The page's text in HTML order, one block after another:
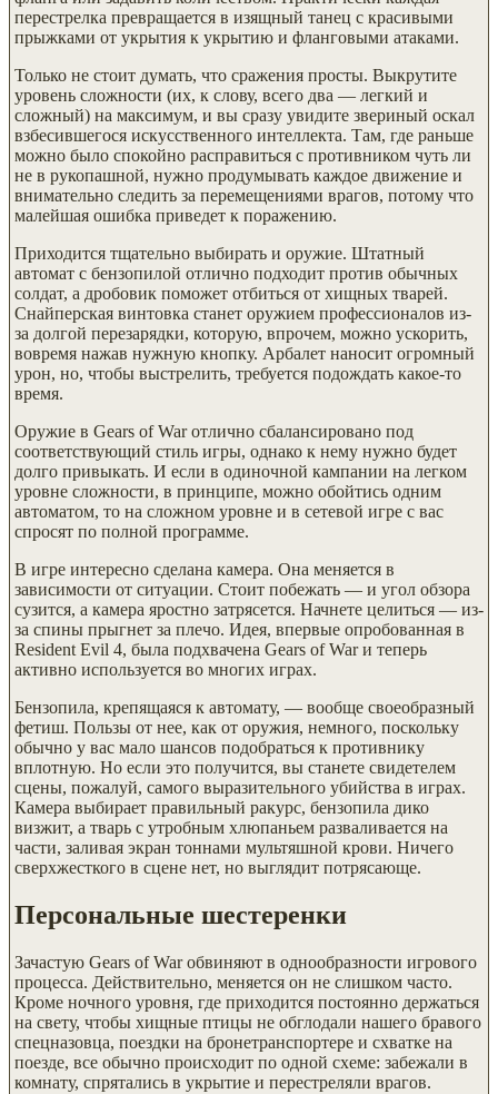
перестрелка превращается в изящный танец с красивыми
прыжками от укрытия к укрытию и фланговыми атаками.
Только не стоит думать, что сражения просты. Выкрутите
уровень сложности (их, к слову, всего два — легкий и
сложный) на максимум, и вы сразу увидите звериный оскал
взбесившегося искусственного интеллекта. Там, где раньше
можно было спокойно расправиться с противником чуть ли
не в рукопашной, нужно продумывать каждое движение и
внимательно следить за перемещениями врагов, потому что
малейшая ошибка приведет к поражению.
Приходится тщательно выбирать и оружие. Штатный
автомат с бензопилой отлично подходит против обычных
солдат, а дробовик поможет отбиться от хищных тварей.
Снайперская винтовка станет оружием профессионалов из-
за долгой перезарядки, которую, впрочем, можно ускорить,
вовремя нажав нужную кнопку. Арбалет наносит огромный
урон, но, чтобы выстрелить, требуется подождать какое-то
время.
Оружие в Gears of War отлично сбалансировано под
соответствующий стиль игры, однако к нему нужно будет
долго привыкать. И если в одиночной кампании на легком
уровне сложности, в принципе, можно обойтись одним
автоматом, то на сложном уровне и в сетевой игре с вас
спросят по полной программе.
В игре интересно сделана камера. Она меняется в
зависимости от ситуации. Стоит побежать — и угол обзора
сузится, а камера яростно затрясется. Начнете целиться — из-
за спины прыгнет за плечо. Идея, впервые опробованная в
Resident Evil 4, была подхвачена Gears of War и теперь
активно используется во многих играх.
Бензопила, крепящаяся к автомату, — вообще своеобразный
фетиш. Пользы от нее, как от оружия, немного, поскольку
обычно у вас мало шансов подобраться к противнику
вплотную. Но если это получится, вы станете свидетелем
сцены, пожалуй, самого выразительного убийства в играх.
Камера выбирает правильный ракурс, бензопила дико
визжит, а тварь с утробным хлюпаньем разваливается на
части, заливая экран тоннами мультяшной крови. Ничего
сверхжесткого в сцене нет, но выглядит потрясающе.
Персональные шестеренки
Зачастую Gears of War обвиняют в однообразности игрового
процесса. Действительно, меняется он не слишком часто.
Кроме ночного уровня, где приходится постоянно держаться
на свету, чтобы хищные птицы не обглодали нашего бравого
спецназовца, поездки на бронетранспортере и схватке на
поезде, все обычно происходит по одной схеме: забежали в
комнату, спрятались в укрытие и перестреляли врагов.